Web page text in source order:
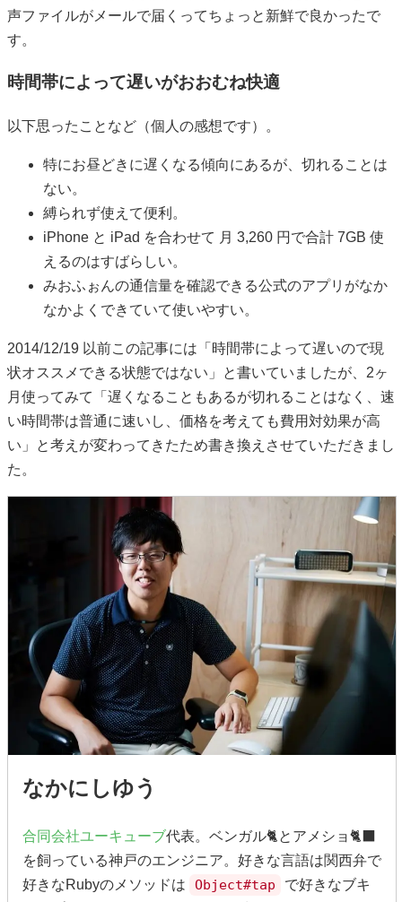
声ファイルがメールで届くってちょっと新鮮で良かったで
す。
時間帯によって遅いがおおむね快適
以下思ったことなど（個人の感想です）。
特にお昼どきに遅くなる傾向にあるが、切れることは
ない。
縛られず使えて便利。
iPhone と iPad を合わせて 月 3,260 円で合計 7GB 使
えるのはすばらしい。
みおふぉんの通信量を確認できる公式のアプリがなか
なかよくできていて使いやすい。
2014/12/19 以前この記事には「時間帯によって遅いので現
状オススメできる状態ではない」と書いていましたが、2ヶ
月使ってみて「遅くなることもあるが切れることはなく、速
い時間帯は普通に速いし、価格を考えても費用対効果が高
い」と考えが変わってきたため書き換えさせていただきまし
た。
なかにしゆう
合同会社ユーキューブ代表。ベンガル🐈とアメショ🐈‍⬛
を飼っている神戸のエンジニア。好きな言語は関西弁で
好きなRubyのメソッドは
Object#tap
で好きなブキ